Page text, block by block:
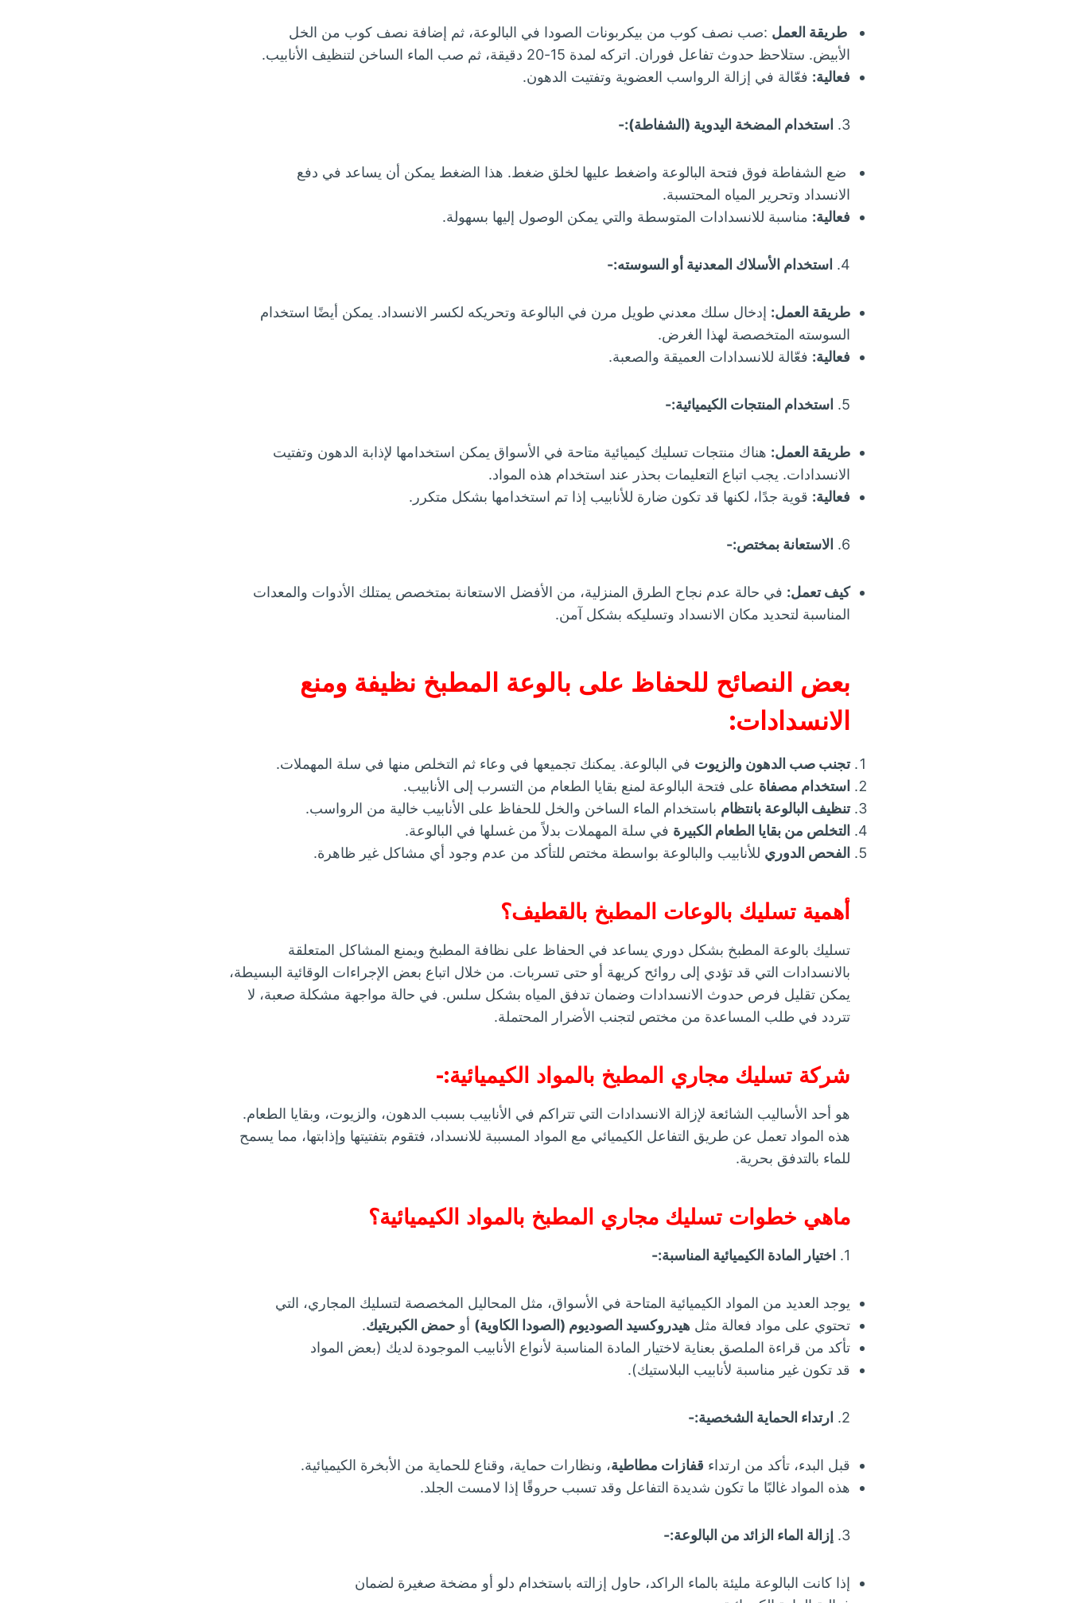
طريقة العمل :صب نصف كوب من بيكربونات الصودا في البالوعة، ثم إضافة نصف كوب من الخل
الأبيض. ستلاحظ حدوث تفاعل فوران. اتركه لمدة 15-20 دقيقة، ثم صب الماء الساخن لتنظيف الأنابيب.
فعالية: فعّالة في إزالة الرواسب العضوية وتفتيت الدهون.
3. استخدام المضخة اليدوية (الشفاطة):-
ضع الشفاطة فوق فتحة البالوعة واضغط عليها لخلق ضغط. هذا الضغط يمكن أن يساعد في دفع
الانسداد وتحرير المياه المحتسبة.
فعالية: مناسبة للانسدادات المتوسطة والتي يمكن الوصول إليها بسهولة.
4. استخدام الأسلاك المعدنية أو السوسته:-
طريقة العمل: إدخال سلك معدني طويل مرن في البالوعة وتحريكه لكسر الانسداد. يمكن أيضًا استخدام
السوسته المتخصصة لهذا الغرض.
فعالية: فعّالة للانسدادات العميقة والصعبة.
5. استخدام المنتجات الكيميائية:-
طريقة العمل: هناك منتجات تسليك كيميائية متاحة في الأسواق يمكن استخدامها لإذابة الدهون وتفتيت
الانسدادات. يجب اتباع التعليمات بحذر عند استخدام هذه المواد.
فعالية: قوية جدًا، لكنها قد تكون ضارة للأنابيب إذا تم استخدامها بشكل متكرر.
6. الاستعانة بمختص:-
كيف تعمل: في حالة عدم نجاح الطرق المنزلية، من الأفضل الاستعانة بمتخصص يمتلك الأدوات والمعدات
المناسبة لتحديد مكان الانسداد وتسليكه بشكل آمن.
بعض النصائح للحفاظ على بالوعة المطبخ نظيفة ومنع
الانسدادات:
تجنب صب الدهون والزيوت في البالوعة. يمكنك تجميعها في وعاء ثم التخلص منها في سلة المهملات.
استخدام مصفاة على فتحة البالوعة لمنع بقايا الطعام من التسرب إلى الأنابيب.
تنظيف البالوعة بانتظام باستخدام الماء الساخن والخل للحفاظ على الأنابيب خالية من الرواسب.
التخلص من بقايا الطعام الكبيرة في سلة المهملات بدلاً من غسلها في البالوعة.
الفحص الدوري للأنابيب والبالوعة بواسطة مختص للتأكد من عدم وجود أي مشاكل غير ظاهرة.
أهمية تسليك بالوعات المطبخ بالقطيف؟
تسليك بالوعة المطبخ بشكل دوري يساعد في الحفاظ على نظافة المطبخ ويمنع المشاكل المتعلقة
بالانسدادات التي قد تؤدي إلى روائح كريهة أو حتى تسربات. من خلال اتباع بعض الإجراءات الوقائية البسيطة،
يمكن تقليل فرص حدوث الانسدادات وضمان تدفق المياه بشكل سلس. في حالة مواجهة مشكلة صعبة، لا
تتردد في طلب المساعدة من مختص لتجنب الأضرار المحتملة.
شركة تسليك مجاري المطبخ بالمواد الكيميائية:-
هو أحد الأساليب الشائعة لإزالة الانسدادات التي تتراكم في الأنابيب بسبب الدهون، والزيوت، وبقايا الطعام.
هذه المواد تعمل عن طريق التفاعل الكيميائي مع المواد المسببة للانسداد، فتقوم بتفتيتها وإذابتها، مما يسمح
للماء بالتدفق بحرية.
ماهي خطوات تسليك مجاري المطبخ بالمواد الكيميائية؟
1. اختيار المادة الكيميائية المناسبة:-
يوجد العديد من المواد الكيميائية المتاحة في الأسواق، مثل المحاليل المخصصة لتسليك المجاري، التي
تحتوي على مواد فعالة مثل هيدروكسيد الصوديوم (الصودا الكاوية) أو حمض الكبريتيك.
تأكد من قراءة الملصق بعناية لاختيار المادة المناسبة لأنواع الأنابيب الموجودة لديك (بعض المواد
قد تكون غير مناسبة لأنابيب البلاستيك).
2. ارتداء الحماية الشخصية:-
قبل البدء، تأكد من ارتداء قفازات مطاطية، ونظارات حماية، وقناع للحماية من الأبخرة الكيميائية.
هذه المواد غالبًا ما تكون شديدة التفاعل وقد تسبب حروقًا إذا لامست الجلد.
3. إزالة الماء الزائد من البالوعة:-
إذا كانت البالوعة مليئة بالماء الراكد، حاول إزالته باستخدام دلو أو مضخة صغيرة لضمان